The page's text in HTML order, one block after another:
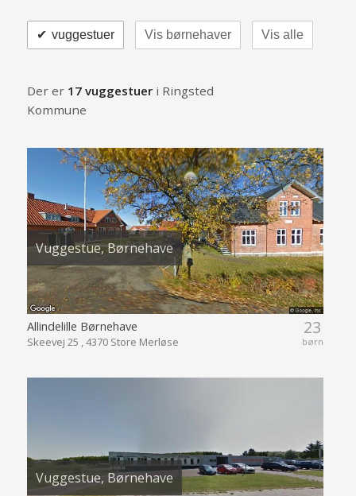
vuggestuer
✔ Vis børnehaver Vis alle
Der er 17 vuggestueri Ringsted
Kommune
Vuggestue, Børnehave
23
børn
Allindelille Børnehave
Skeevej 25 , 4370 Store Merløse
Vuggestue, Børnehave